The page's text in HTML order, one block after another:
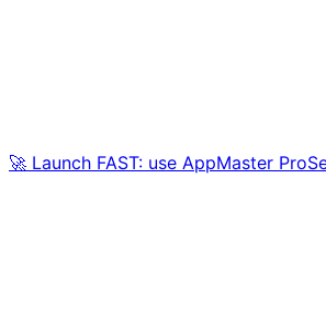
🚀 Launch FAST: use AppMaster